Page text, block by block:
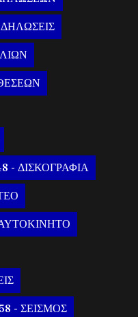
- ΔΙΣΚΟΓΡΑΦΙΑ
58 - ΣΕΙΣΜΟΣ